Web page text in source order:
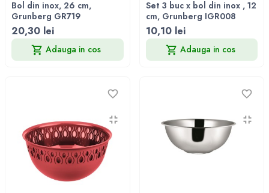
Bol din inox, 26 cm,
Grunberg GR719
20,30 lei
Adauga in cos
Set 3 buc x bol din inox , 12
cm, Grunberg IGR008
10,10 lei
Adauga in cos